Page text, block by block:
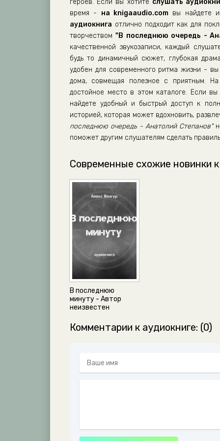
013 Â ïîñëåäíþþ î÷åðåäü
014 Â ïîñëåäíþþ î÷åðåäü
015 Â ïîñëåäíþþ î÷åðåäü
героев. Если вы хотите слушать
время - на knigaaudio.com вы найдете
аудиокнига отлично подходит как для
творчеством"В последнюю очередь -
качественной звукозаписи, каждый
будь то динамичный сюжет, глубокая
удобен для современного ритма жизни -
дома, совмещая полезное с приятным.
достойное место в этом каталоге. Если
найдете удобный и быстрый доступ к
историей, которая может вдохновить,
последнюю очередь - Анатолий Степанов"
поможет другим слушателям сделать
Современные схожие новинки
В последнюю
минуту - Автор
неизвестен
Комментарии к аудиокниге: (0)